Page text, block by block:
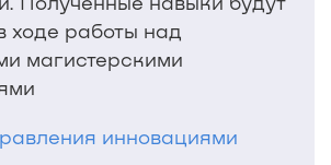
ходе работы над
магистерскими
инновациями